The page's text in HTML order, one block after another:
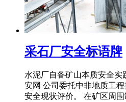
采石厂安全标语牌
水泥厂自备矿山本质安全实
安网 公司委托中非地质工
安全现状评价。 在矿区周